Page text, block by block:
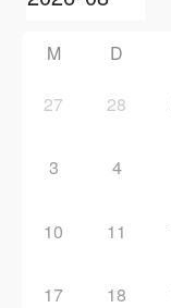
M D
27 28
3 4
10 11
17 18